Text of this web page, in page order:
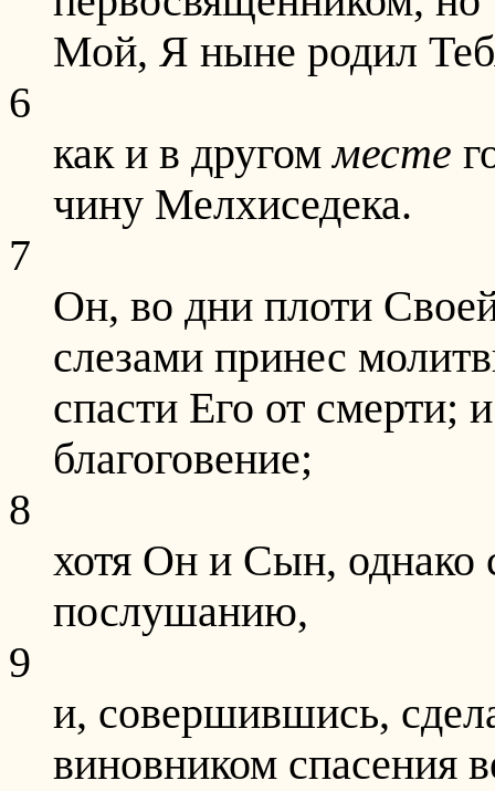
Мой, Я ныне родил
6
как и в другомместе
чину Мелхиседека.
7
Он, во дни плоти
слезами принес
спасти Его от
благоговение;
8
хотя Он и Сын, однако
послушанию,
9
и, совершившись,
виновником спасения